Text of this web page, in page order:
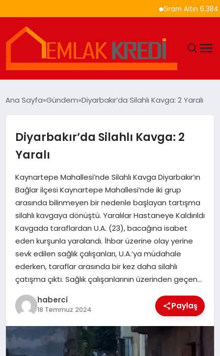
Gram Altın 6.384
EKONOMI
DÜNYA
MAGAZIN
SAĞLIK
SIYASET
SPOR
TEKNOLOJI
Ana Sayfa Gündem Diyarbakır’da Silahlı Kavga: 2 Yaralı
Diyarbakır’da Silahlı Kavga: 2
Yaralı
Kaynartepe Mahallesi’nde Silahlı Kavga Diyarbakır’ın
Bağlar ilçesi Kaynartepe Mahallesi’nde iki grup
arasında bilinmeyen bir nedenle başlayan tartışma
silahlı kavgaya dönüştü. Yaralılar Hastaneye Kaldırıldı
Kavgada taraflardan U.A. (23), bacağına isabet
eden kurşunla yaralandı. İhbar üzerine olay yerine
sevk edilen sağlık çalışanları, U.A.’ya müdahale
ederken, taraflar arasında bir kez daha silahlı
çatışma çıktı. Sağlık çalışanlarının üzerinden geçen…
haberci
18 Temmuz 2024 Paylaş